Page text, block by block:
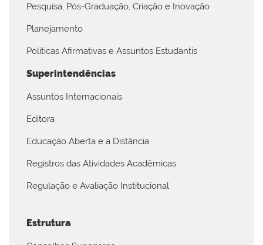
Pesquisa, Pós-Graduação, Criação e Inovação
Planejamento
Políticas Afirmativas e Assuntos Estudantis
Superintendências
Assuntos Internacionais
Editora
Educação Aberta e a Distância
Registros das Atividades Acadêmicas
Regulação e Avaliação Institucional
Estrutura